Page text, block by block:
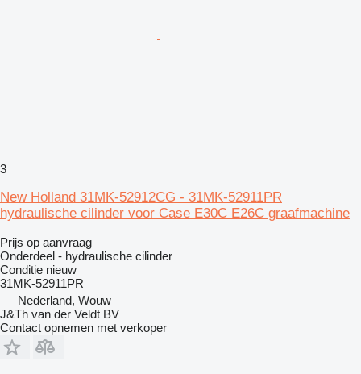
3
New Holland 31MK-52912CG - 31MK-52911PR
hydraulische cilinder voor Case E30C E26C graafmachine
Prijs op aanvraag
Onderdeel - hydraulische cilinder
Conditie nieuw
31MK-52911PR
Nederland, Wouw
J&Th van der Veldt BV
Contact opnemen met verkoper